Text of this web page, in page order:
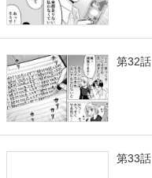
第32話
第33話